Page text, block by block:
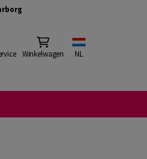
Winkelwagen NL